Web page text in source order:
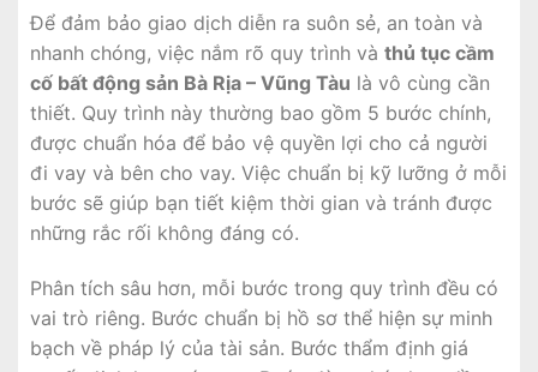
Để đảm bảo giao dịch diễn ra suôn sẻ, an toàn và
nhanh chóng, việc nắm rõ quy trình và thủ tục cầm
cố bất động sản Bà Rịa – Vũng Tàu là vô cùng cần
thiết. Quy trình này thường bao gồm 5 bước chính,
được chuẩn hóa để bảo vệ quyền lợi cho cả người
đi vay và bên cho vay. Việc chuẩn bị kỹ lưỡng ở mỗi
bước sẽ giúp bạn tiết kiệm thời gian và tránh được
những rắc rối không đáng có.
Phân tích sâu hơn, mỗi bước trong quy trình đều có
vai trò riêng. Bước chuẩn bị hồ sơ thể hiện sự minh
bạch về pháp lý của tài sản. Bước thẩm định giá